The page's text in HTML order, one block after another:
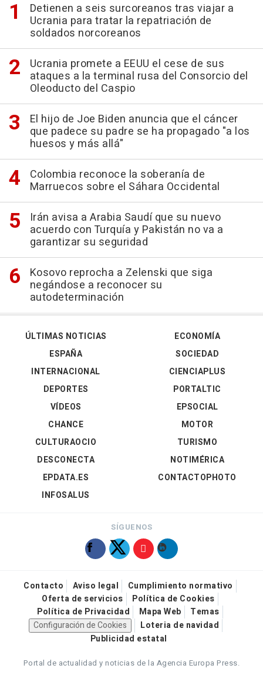
Detienen a seis surcoreanos tras viajar a
Ucrania para tratar la repatriación de
soldados norcoreanos
Ucrania promete a EEUU el cese de sus
ataques a la terminal rusa del Consorcio del
Oleoducto del Caspio
El hijo de Joe Biden anuncia que el cáncer
que padece su padre se ha propagado "a los
huesos y más allá"
Colombia reconoce la soberanía de
Marruecos sobre el Sáhara Occidental
Irán avisa a Arabia Saudí que su nuevo
acuerdo con Turquía y Pakistán no va a
garantizar su seguridad
Kosovo reprocha a Zelenski que siga
negándose a reconocer su
autodeterminación
ÚLTIMAS NOTICIAS
ESPAÑA
INTERNACIONAL
DEPORTES
VÍDEOS
ECONOMÍA
SOCIEDAD
CIENCIAPLUS
PORTALTIC
EPSOCIAL
CHANCE
CULTURAOCIO
DESCONECTA
EPDATA.ES
INFOSALUS
MOTOR
TURISMO
NOTIMÉRICA
CONTACTOPHOTO
SÍGUENOS
Contacto Aviso legal
Cumplimiento normativo
Oferta de servicios
Política de Cookies
Política de Privacidad
Mapa Web
Temas
Configuración de Cookies
Loteria de navidad
Publicidad estatal
Portal de actualidad y noticias de la Agencia Europa Press.